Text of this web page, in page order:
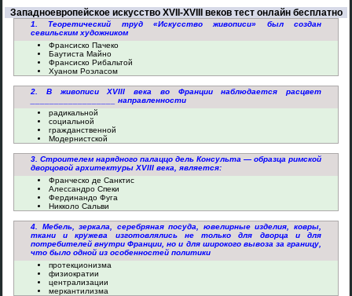
Западноевропейское искусство XVII-XVIII веков тест онлайн бесплатно
1. Теоретический труд «Искусство живописи» был создан
севильским художником
Франсиско Пачеко
Баутиста Майно
Франсиско Рибальтой
Хуаном Роэласом
2. В живописи XVIII века во Франции наблюдается расцвет
__________________ направленности
радикальной
социальной
гражданственной
Модернистской
3. Строителем нарядного палаццо дель Консульта — образца римской
дворцовой архитектуры XVIII века, является:
Франческо де Санктис
Алессандро Спеки
Фердинандо Фуга
Никколо Сальви
4. Мебель, зеркала, серебряная посуда, ювелирные изделия, ковры,
ткани и кружева изготовлялись не только для дворца и для
потребителей внутри Франции, но и для широкого вывоза за границу,
что было одной из особенностей политики
протекционизма
физиократии
централизации
меркантилизма